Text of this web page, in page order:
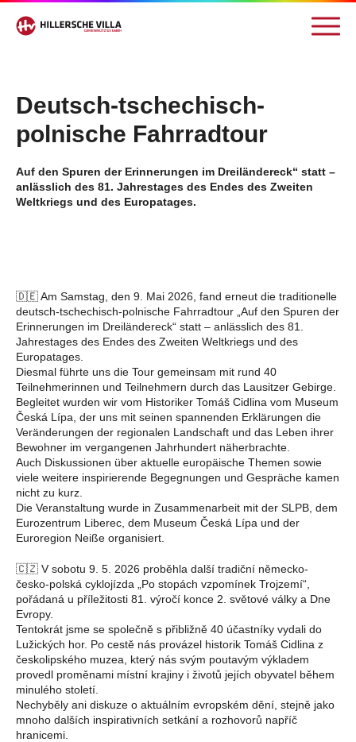
Deutsch-tschechisch-
polnische Fahrradtour
Auf den Spuren der Erinnerungen im Dreiländereck“ statt –
anlässlich des 81. Jahrestages des Endes des Zweiten
Weltkriegs und des Europatages.
🇩🇪 Am Samstag, den 9. Mai 2026, fand erneut die traditionelle
deutsch-tschechisch-polnische Fahrradtour „Auf den Spuren der
Erinnerungen im Dreiländereck“ statt – anlässlich des 81.
Jahrestages des Endes des Zweiten Weltkriegs und des
Europatages.
Diesmal führte uns die Tour gemeinsam mit rund 40
Teilnehmerinnen und Teilnehmern durch das Lausitzer Gebirge.
Begleitet wurden wir vom Historiker Tomáš Cidlina vom Museum
Česká Lípa, der uns mit seinen spannenden Erklärungen die
Veränderungen der regionalen Landschaft und das Leben ihrer
Bewohner im vergangenen Jahrhundert näherbrachte.
Auch Diskussionen über aktuelle europäische Themen sowie
viele weitere inspirierende Begegnungen und Gespräche kamen
nicht zu kurz.
Die Veranstaltung wurde in Zusammenarbeit mit der SLPB, dem
Eurozentrum Liberec, dem Museum Česká Lípa und der
Euroregion Neiße organisiert.
🇨🇿 V sobotu 9. 5. 2026 proběhla další tradiční německo-
česko-polská cyklojízda „Po stopách vzpomínek Trojzemí“,
pořádaná u příležitosti 81. výročí konce 2. světové války a Dne
Evropy.
Tentokrát jsme se společně s přibližně 40 účastníky vydali do
Lužických hor. Po cestě nás provázel historik Tomáš Cidlina z
českolipského muzea, který nás svým poutavým výkladem
provedl proměnami místní krajiny i životů jejích obyvatel během
minulého století.
Nechyběly ani diskuze o aktuálním evropském dění, stejně jako
mnoho dalších inspirativních setkání a rozhovorů napříč
hranicemi.